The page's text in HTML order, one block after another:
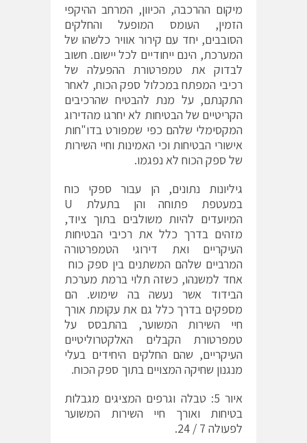
מיקום ההרכבה, הכיוון, המרחב ההיקפי
הזמין, העומס המופעל והחלקים
הסובבים, יחד עם קירור אוויר כלשהו של
המערכת, הינם ייחודיים לכל יישום. חשוב
לבדוק את טמפרטורת ההפעלה של
רכיבי המפתח במכלול ספק הכוח, לאחר
התקנתם, על מנת להבטיח שהרכיבים
הקריטיים של הבטיחות לא יחרגו מהדירוג
המקסימלי שלהם כפי שמפורט בדו"חות
אישורי הבטיחות וכי האמינות וחיי השירות
של ספק הכוח לא נפגמו.
גיליונות נתונים, הן עבור ספקי כוח
במעטפת פתוחה והן בתעלת U
המיועדים להיות משולבים בתוך ציוד,
מזהים בדרך כלל את רכיבי הבטיחות
העיקריים ואת דירוגי הטמפרטורה
המרביים שלהם המשתנים בין ספק כוח ​​
אחד למשנהו, כשזה תלוי ברמת מערכת
הבידוד אשר נעשה בה שימוש. הם
מספקים בדרך כלל גם את עקומת אורך
חיי השירות המשוער, בהתבסס על
טמפרטורת הקבלים האלקטרוליטיים
העיקריים, שהם החלקים היחידים בעלי
מנגנון שחיקה המצויים בתוך ספק הכוח.
איור 5: טבלה וגרפים המציגים מגבלות
בטיחות ואורך חיי השירות המשוער
לפעולה 7 / 24.